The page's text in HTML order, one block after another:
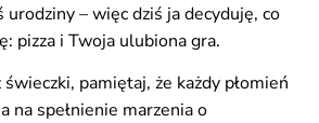
urodziny – więc dziś ja decyduję, co
pizza i Twoja ulubiona gra.
pamiętaj, że każdy płomień
na spełnienie marzenia o